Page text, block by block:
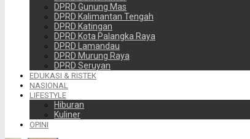
DPRD Gunung Mas
DPRD Kalimantan Tengah
DPRD Katingan
DPRD Kota Palangka Raya
DPRD Lamandau
DPRD Murung Raya
DPRD Seruyan
EDUKASI & RISTEK
NASIONAL
LIFESTYLE
Hiburan
Kuliner
OPINI